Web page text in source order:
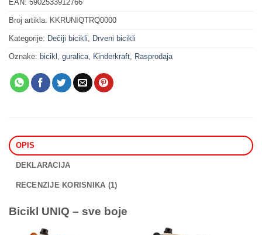
EAN: 5902533912766
Broj artikla: KKRUNIQTRQ0000
Kategorije: Dečiji bicikli Drveni bicikli
Oznake: bicikl guralica Kinderkraft Rasprodaja
OPIS
DEKLARACIJA
RECENZIJE KORISNIKA (1)
Bicikl UNIQ – sve boje